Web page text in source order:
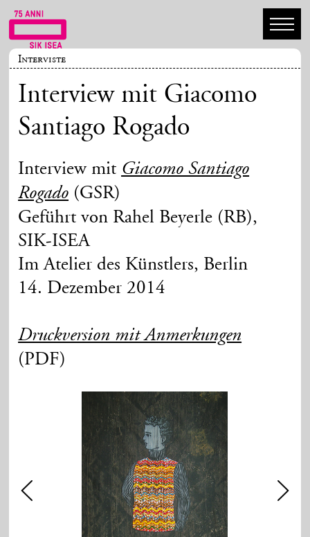
Interviste
Interview mit Giacomo
Santiago Rogado
Interview mit Giacomo Santiago
Rogado (GSR)
Geführt von Rahel Beyerle (RB),
SIK-ISEA
Im Atelier des Künstlers, Berlin
14. Dezember 2014
Druckversion mit Anmerkungen
(PDF)